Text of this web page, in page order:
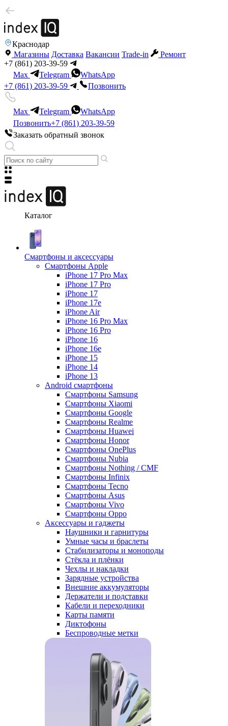
Краснодар
Магазины Доставка Вакансии Trade-in
Ремонт
+7 (861) 203-39-59
Max
Telegram
WhatsApp
+7 (861) 203-39-59
Позвонить
Max Telegram
WhatsApp
Позвонить+7 (861) 203-39-59
Заказать обратный звонок
Каталог
Смартфоны и аксессуары
Смартфоны Apple
iPhone 17 Pro Max
iPhone 17 Pro
iPhone 17
iPhone 17e
iPhone Air
iPhone 16 Pro Max
iPhone 16 Pro
iPhone 16
iPhone 16e
iPhone 15
iPhone 14
iPhone 13
Android cмартфоны
Смартфоны Samsung
Смартфоны Xiaomi
Смартфоны Google
Смартфоны Realme
Смартфоны Huawei
Смартфоны Honor
Смартфоны OnePlus
Смартфоны Nubia
Смартфоны Nothing / CMF
Смартфоны Infinix
Смартфоны Tecno
Смартфоны Asus
Смартфоны Vivo
Смартфоны Oppo
Аксессуары и гаджеты
Наушники и гарнитуры
Умные часы и браслеты
Стабилизаторы и моноподы
Стёкла и плёнки
Чехлы и накладки
Зарядные устройства
Внешние аккумуляторы
Держатели и подставки
Кабели и переходники
Карты памяти
Диктофоны
Беспроводные метки